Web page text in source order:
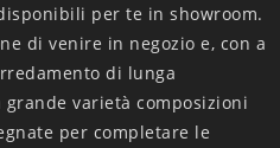
per te in showroom.
di venire in negozio e, con a
di lunga
varietà composizioni
per completare le